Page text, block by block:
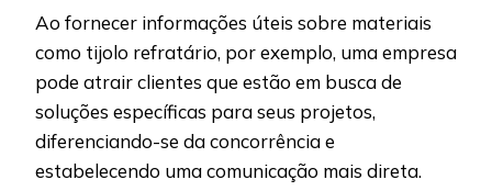
Ao fornecer informações úteis sobre materiais
como tijolo refratário, por exemplo, uma empresa
pode atrair clientes que estão em busca de
soluções específicas para seus projetos,
diferenciando-se da concorrência e
estabelecendo uma comunicação mais direta.